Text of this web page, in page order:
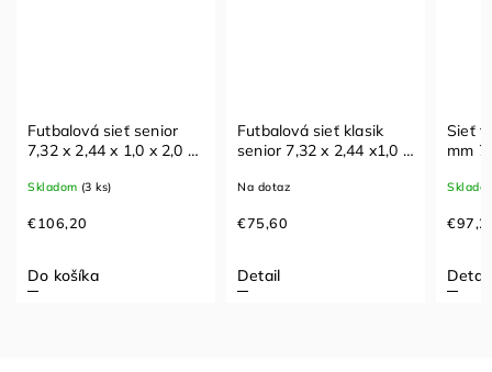
Futbalová sieť senior
7,32 x 2,44 x 1,0 x 2,0 m
Skladom (3 ks)
€106,20
Do košíka
Futbalová sieť klasik
senior 7,32 x 2,44 x1,0 x
Na dotaz
€75,60
Detail
Sieť
mm 7,5 x 2,5 x 1,7 x
Detail